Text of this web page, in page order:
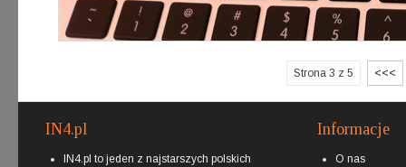
Strona 3 z 5 <<<
IN4.pl
IN4.pl to jeden z najstarszych polskich
Informacje
O nas